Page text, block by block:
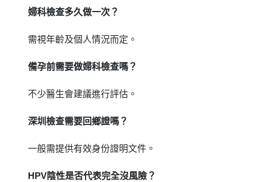
婦科檢查多久做一次？
需視年齡及個人情況而定。
備孕前需要做婦科檢查嗎？
不少醫生會建議進行評估。
深圳檢查需要回鄉證嗎？
一般需提供有效身份證明文件。
HPV陰性是否代表完全沒風險？